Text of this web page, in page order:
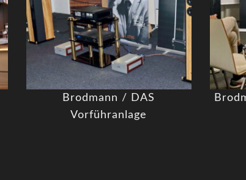
Brodmann / DAS
Vorführanlage